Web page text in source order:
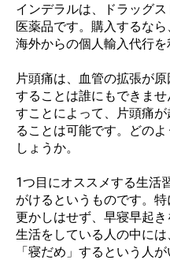
インデラルは、ドラッグ
医薬品です。購入するな
海外からの個人輸入代行を
片頭痛は、血管の拡張が
することは誰にもできま
すことによって、片頭痛
ることは可能です。どの
しょうか。
1つ目にオススメする生活
がけるというものです。
更かしはせず、早寝早起
生活をしている人の中に
「寝だめ」するという人